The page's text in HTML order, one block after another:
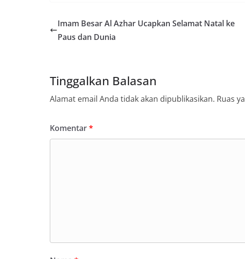
Imam Besar Al Azhar Ucapkan Selamat Natal ke
Paus dan Dunia
Tinggalkan Balasan
Alamat email Anda tidak akan dipublikasikan. Ruas
Komentar*